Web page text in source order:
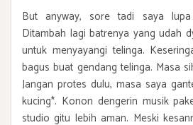
But anyway, sore tadi saya
Ditambah lagi batrenya yang udah
untuk menyayangi telinga.
bagus buat gendang telinga. Masa
Jangan protes dulu, masa saya
kucing*. Konon dengerin musik
studio gitu lebih aman. Meski